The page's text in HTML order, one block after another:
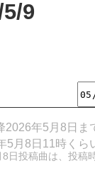
9
2026年5月8日ま
5月8日11時くら
8日投稿曲は、投稿